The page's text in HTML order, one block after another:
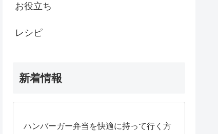
お役立ち
レシピ
新着情報
ハンバーガー弁当を快適に持って行く方